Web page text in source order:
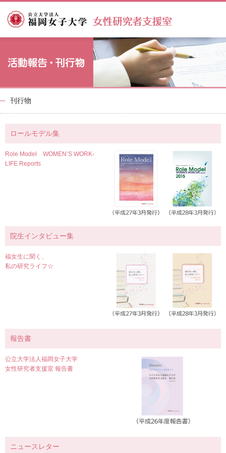
刊行物
ロールモデル集
Role Model WOMEN’S WORK-
LIFE Reports
院生インタビュー集
福女生に聞く、
私の研究ライフ☆
報告書
公立大学法人福岡女子大学
女性研究者支援室 報告書
ニュースレター